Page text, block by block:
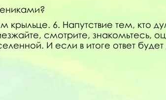
6. Напутствие тем, кто
смотрите, знакомьтесь,
И если в итоге ответ